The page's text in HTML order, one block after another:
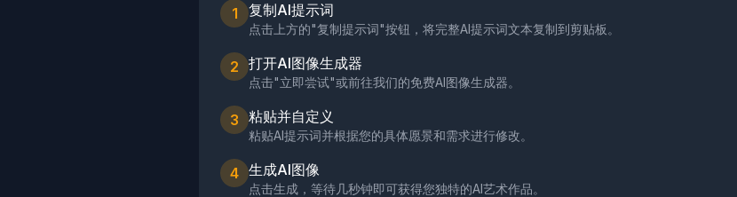
1 复制AI提示词
点击上方的"复制提示词"按钮，将完整AI提示词文本复制到剪贴板。
2 打开AI图像生成器
点击"立即尝试"或前往我们的免费AI图像生成器。
3 粘贴并自定义
粘贴AI提示词并根据您的具体愿景和需求进行修改。
4 生成AI图像
点击生成，等待几秒钟即可获得您独特的AI艺术作品。